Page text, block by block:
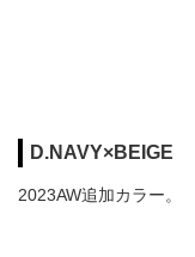
D.NAVY×BEIGE
2023AW追加カラー。